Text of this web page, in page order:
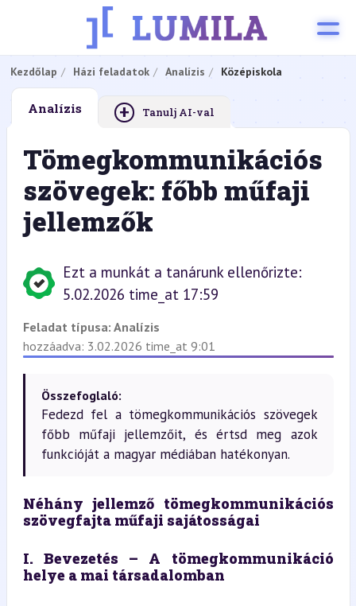
Kezdőlap Házi feladatok Analízis Középiskola
Analízis + Tanulj AI-val
Tömegkommunikációs
szövegek: főbb műfaji
jellemzők
Ezt a munkát a tanárunk ellenőrizte:
5.02.2026 time_at 17:59
Feladat típusa: Analízis
hozzáadva: 3.02.2026 time_at 9:01
Összefoglaló:
Fedezd fel a tömegkommunikációs szövegek
főbb műfaji jellemzőit, és értsd meg azok
funkcióját a magyar médiában hatékonyan.
Néhány jellemző tömegkommunikációs
szövegfajta műfaji sajátosságai
I. Bevezetés – A tömegkommunikáció
helye a mai társadalomban